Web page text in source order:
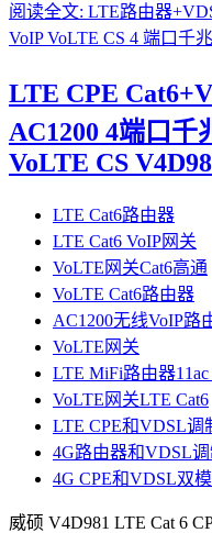
阅读全文: LTE路由器
VoIP VoLTE CS 4 端口千
LTE CPE
AC1200 4端口千
VoLTE CS
LTE Cat6路由器
LTE Cat6 VoIP网关
VoLTE网关Cat6高通
VoLTE Cat6路由器
AC1200无线VoIP路
VoLTE网关
LTE MiFi路由器11ac
VoLTE网关LTE Cat6
LTE CPE和VDSL调
4G路由器和VDSL
4G CPE和VDSL双
威硕 V4D981 LTE Cat 6